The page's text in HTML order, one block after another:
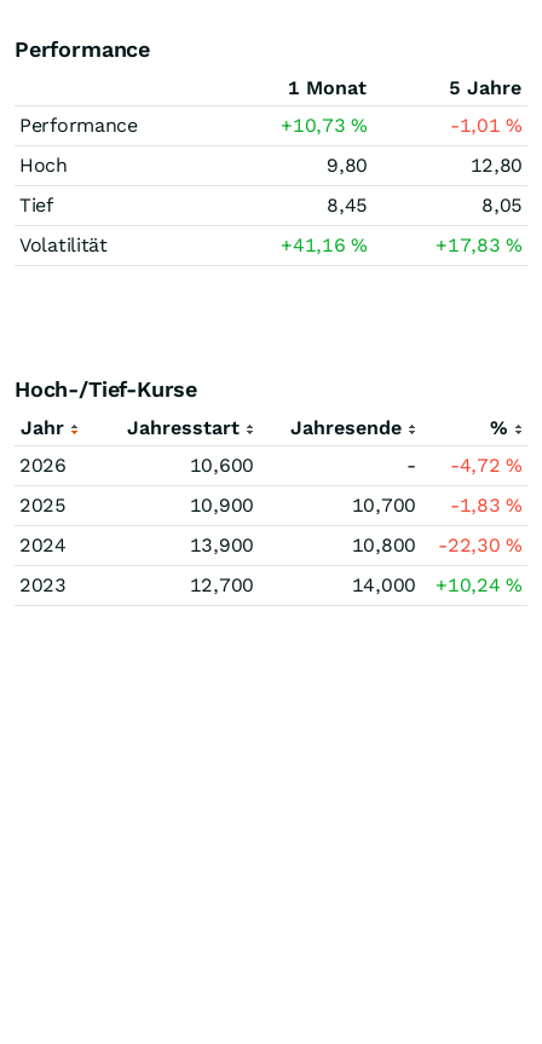
Performance
1 Monat
5 Jahre
Performance
+10,73% -1,01%
Hoch
9,80
12,80
Tief
8,45
8,05
Volatilität
+41,16% +17,83%
Hoch-/Tief-Kurse
Jahr Jahresstart Jahresende
%
2026
10,600 - -4,72%
2025
10,900 10,700 -1,83%
2024
13,900 10,800 -22,30%
2023
12,700 14,000 +10,24%